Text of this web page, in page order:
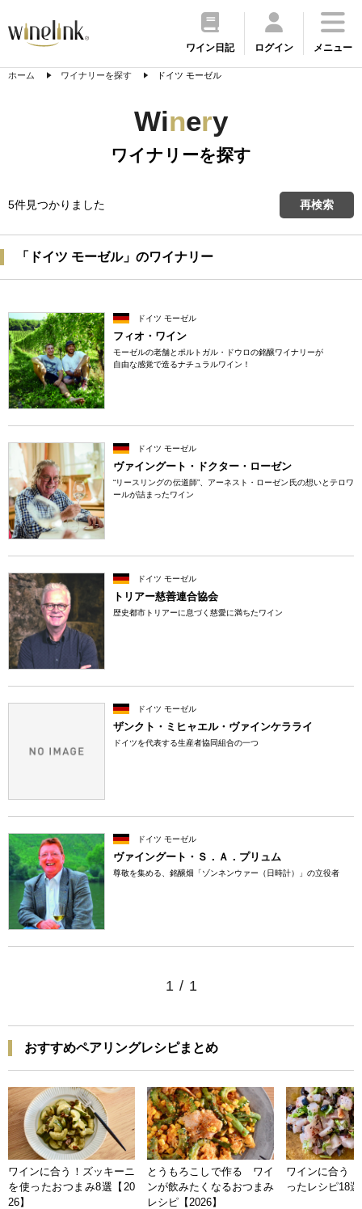
ワイン日記 ログイン メニュー
ホーム ワイナリーを探す ドイツ モーゼル
Winery
ワイナリーを探す
5件見つかりました 再検索
「ドイツ モーゼル」のワイナリー
ドイツ モーゼル
フィオ・ワイン
モーゼルの老舗とポルトガル・ドウロの銘醸ワイナリーが
自由な感覚で造るナチュラルワイン！
ドイツ モーゼル
ヴァイングート・ドクター・ローゼン
“リースリングの伝道師”、アーネスト・ローゼン氏の想いとテロワ
ールが詰まったワイン
ドイツ モーゼル
トリアー慈善連合協会
歴史都市トリアーに息づく慈愛に満ちたワイン
ドイツ モーゼル
ザンクト・ミヒャエル・ヴァインケラライ
ドイツを代表する生産者協同組合の一つ
ドイツ モーゼル
ヴァイングート・Ｓ．Ａ．プリュム
尊敬を集める、銘醸畑「ゾンネンウァー（日時計）」の立役者
1 / 1
おすすめペアリングレシピまとめ
ワインに合う！ズッキーニ
を使ったおつまみ8選【20
26】
とうもろこしで作る ワイ
ンが飲みたくなるおつまみ
レシピ【2026】
ワインに合う
ったレシピ18